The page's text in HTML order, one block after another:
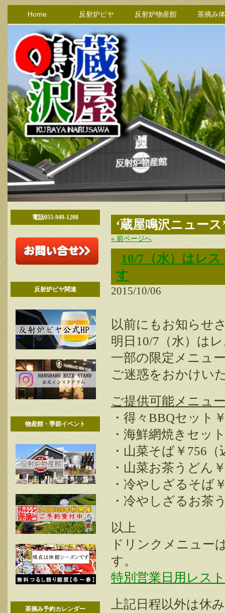
Home 反射炉ビヤ 反射炉物産館 茶摘み
電話055-949-1208
反射炉ビヤ関連
物産館・季節イベント
茶摘み予約カレンダー
‘蔵屋鳴沢ニュース
« 前ページへ
10/7（水）はレ
す
2015/10/06
以前にもお知らせ
明日10/7（水）は
一部の限定メニュ
ご迷惑をおかけい
ご提供可能メニュ
・得々BBQセット
・海鮮網焼きセッ
・山菜そば￥756（
・山菜お茶うどん
・冷やしざるそば
・冷やしざるお茶
以上
ドリンクメニュー
す。
特別営業日用レス
上記日程以外は休